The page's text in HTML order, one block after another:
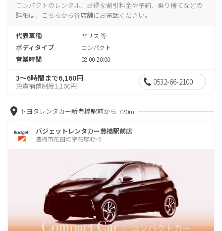
コンパクトのレンタル、お得な割引料金や予約、乗り捨てなどの
詳細は、こちらから各店舗にお電話ください。
代表車種 ヤリス 等
ボディタイプ コンパクト
営業時間 08:00-20:00
3～6時間まで6,160円
免責補償制度1,100円 0532-66-2100
トヨタレンタカー新豊橋駅前から 720m
バジェットレンタカー豊橋駅前店
豊橋市花田町字石塚42−5